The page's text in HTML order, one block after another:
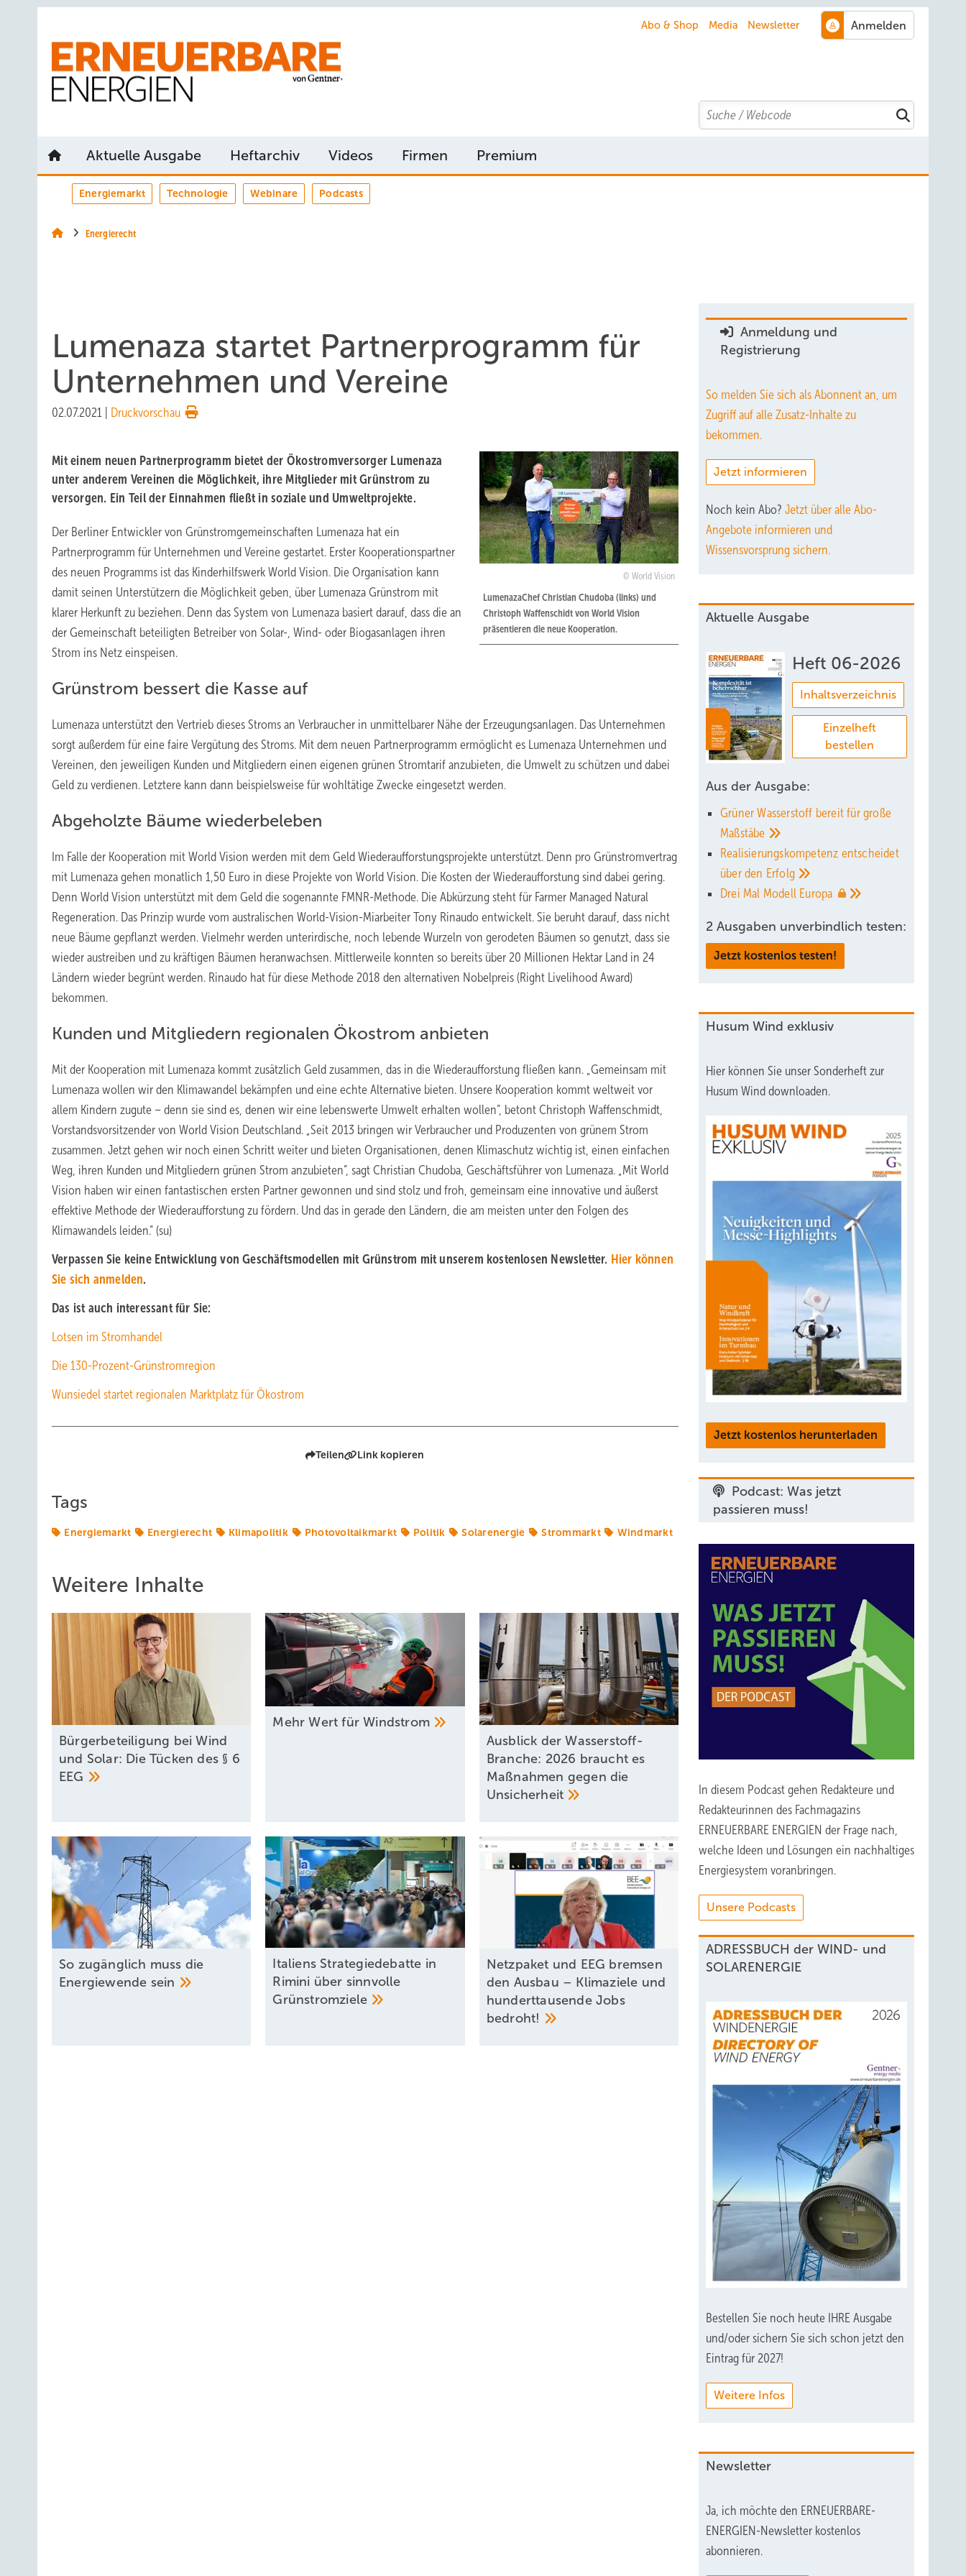
Abo & Shop Media Newsletter
Search
Aktuelle Ausgabe Heftarchiv Videos Firmen Premium
Energiemarkt Technologie Webinare Podcasts
Energierecht
Lumenaza startet Partnerprogramm für
Unternehmen und Vereine
02.07.2021 Druckvorschau
World Vision
LumenazaChef Christian Chudoba (links) und
Christoph Waffenschidt von World Vision
präsentieren die neue Kooperation.
Mit einem neuen Partnerprogramm bietet der Ökostromversorger Lumenaza
unter anderem Vereinen die Möglichkeit, ihre Mitglieder mit Grünstrom zu
versorgen. Ein Teil der Einnahmen fließt in soziale und Umweltprojekte.
Der Berliner Entwickler von Grünstromgemeinschaften Lumenaza hat ein
Partnerprogramm für Unternehmen und Vereine gestartet. Erster Kooperationspartner
des neuen Programms ist das Kinderhilfswerk World Vision. Die Organisation kann
damit seinen Unterstützern die Möglichkeit geben, über Lumenaza Grünstrom mit
klarer Herkunft zu beziehen. Denn das System von Lumenaza basiert darauf, dass die an
der Gemeinschaft beteiligten Betreiber von Solar-, Wind- oder Biogasanlagen ihren
Strom ins Netz einspeisen.
Grünstrom bessert die Kasse auf
Lumenaza unterstützt den Vertrieb dieses Stroms an Verbraucher in unmittelbarer Nähe der Erzeugungsanlagen. Das Unternehmen
sorgt außerdem für eine faire Vergütung des Stroms. Mit dem neuen Partnerprogramm ermöglicht es Lumenaza Unternehmen und
Vereinen, den jeweiligen Kunden und Mitgliedern einen eigenen grünen Stromtarif anzubieten, die Umwelt zu schützen und dabei
Geld zu verdienen. Letztere kann dann beispielsweise für wohltätige Zwecke eingesetzt werden.
Abgeholzte Bäume wiederbeleben
Im Falle der Kooperation mit World Vision werden mit dem Geld Wiederaufforstungsprojekte unterstützt. Denn pro Grünstromvertrag
mit Lumenaza gehen monatlich 1,50 Euro in diese Projekte von World Vision. Die Kosten der Wiederaufforstung sind dabei gering.
Denn World Vision unterstützt mit dem Geld die sogenannte FMNR-Methode. Die Abkürzung steht für Farmer Managed Natural
Regeneration. Das Prinzip wurde vom australischen World-Vision-Miarbeiter Tony Rinaudo entwickelt. Sie beruht darauf, dass nicht
neue Bäume gepflanzt werden. Vielmehr werden unterirdische, noch lebende Wurzeln von gerodeten Bäumen so genutzt, dass sie
wieder austreiben und zu kräftigen Bäumen heranwachsen. Mittlerweile konnten so bereits über 20 Millionen Hektar Land in 24
Ländern wieder begrünt werden. Rinaudo hat für diese Methode 2018 den alternativen Nobelpreis (Right Livelihood Award)
bekommen.
Kunden und Mitgliedern regionalen Ökostrom anbieten
Mit der Kooperation mit Lumenaza kommt zusätzlich Geld zusammen, das in die Wiederaufforstung fließen kann. „Gemeinsam mit
Lumenaza wollen wir den Klimawandel bekämpfen und eine echte Alternative bieten. Unsere Kooperation kommt weltweit vor
allem Kindern zugute – denn sie sind es, denen wir eine lebenswerte Umwelt erhalten wollen”, betont Christoph Waffenschmidt,
Vorstandsvorsitzender von World Vision Deutschland. „Seit 2013 bringen wir Verbraucher und Produzenten von grünem Strom
zusammen. Jetzt gehen wir noch einen Schritt weiter und bieten Organisationen, denen Klimaschutz wichtig ist, einen einfachen
Weg, ihren Kunden und Mitgliedern grünen Strom anzubieten”, sagt Christian Chudoba, Geschäftsführer von Lumenaza. „Mit World
Vision haben wir einen fantastischen ersten Partner gewonnen und sind stolz und froh, gemeinsam eine innovative und äußerst
effektive Methode der Wiederaufforstung zu fördern. Und das in gerade den Ländern, die am meisten unter den Folgen des
Klimawandels leiden.” (su)
Verpassen Sie keine Entwicklung von Geschäftsmodellen mit Grünstrom mit unserem kostenlosen Newsletter. Hier können
Sie sich anmelden.
Das ist auch interessant für Sie:
Lotsen im Stromhandel
Die 130-Prozent-Grünstromregion
Wunsiedel startet regionalen Marktplatz für Ökostrom
Teilen Link kopieren
Tags
Energiemarkt Energierecht Klimapolitik Photovoltaikmarkt Politik Solarenergie Strommarkt Windmarkt
Weitere Inhalte
Bürgerbeteiligung bei Wind
und Solar: Die Tücken des § 6
EEG
Mehr Wert fürWindstrom
Ausblick der Wasserstoff-
Branche: 2026 braucht es
Maßnahmen gegen die
Unsicherheit
So zugänglich muss die
Energiewende sein
Italiens Strategiedebatte in
Rimini über sinnvolle
Grünstromziele
Netzpaket und EEG bremsen
den Ausbau – Klimaziele und
hunderttausende Jobs
bedroht!
Anmeldung und
Registrierung
So melden Sie sich als Abonnent an, um
Zugriff auf alle Zusatz-Inhalte zu
bekommen.
Jetzt informieren
Noch kein Abo? Jetzt über alle Abo-
Angebote informieren und
Wissensvorsprung sichern.
Aktuelle Ausgabe
Heft 06-2026
Inhaltsverzeichnis
Einzelheft
bestellen
Aus der Ausgabe:
Grüner Wasserstoff bereit für große
Maßstäbe
Realisierungskompetenz entscheidet
über den Erfolg
Drei Mal Modell Europa
2 Ausgaben unverbindlich testen:
Jetzt kostenlos testen!
Husum Wind exklusiv
Hier können Sie unser Sonderheft zur
Husum Wind downloaden.
Jetzt kostenlos herunterladen
Podcast: Was jetzt
passieren muss!
In diesem Podcast gehen Redakteure und
Redakteurinnen des Fachmagazins
ERNEUERBARE ENERGIEN der Frage nach,
welche Ideen und Lösungen ein nachhaltiges
Energiesystem voranbringen.
Unsere Podcasts
ADRESSBUCH der WIND- und
SOLARENERGIE
Bestellen Sie noch heute IHRE Ausgabe
und/oder sichern Sie sich schon jetzt den
Eintrag für 2027!
Weitere Infos
Newsletter
Ja, ich möchte den ERNEUERBARE-
ENERGIEN-Newsletter kostenlos
abonnieren.